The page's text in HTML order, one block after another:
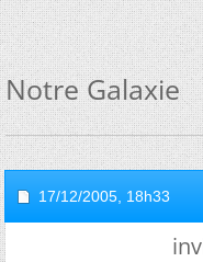
Notre Galaxie
17/12/2005, 18h33